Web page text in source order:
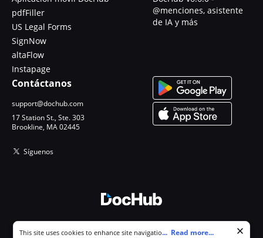
pdfFiller
US Legal Forms
SignNow
altaFlow
Instapage
@menciones, asistente
de IA y más
Contáctanos
support@dochub.com
17 Station St., Ste. 303
Brookline, MA 02445
Síguenos
Cookie consent notice
This site uses cookies to enhance site navigation and personalize
... Read more...